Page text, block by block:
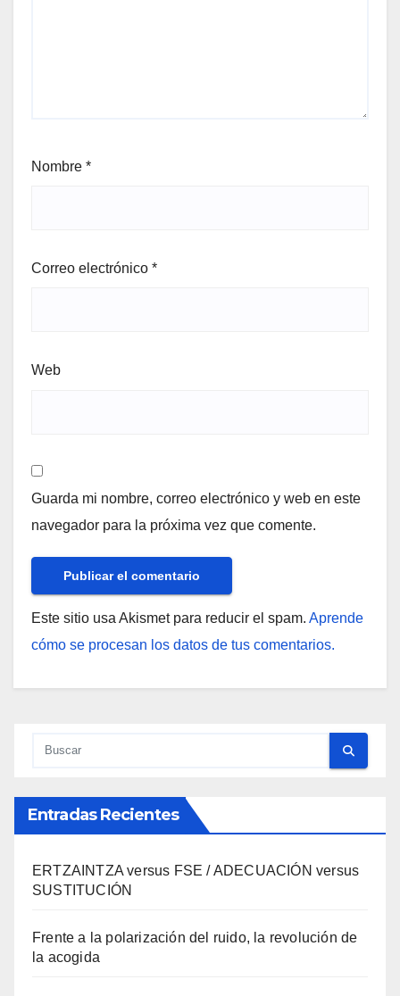
Nombre *
Correo electrónico *
Web
Guarda mi nombre, correo electrónico y web en este
navegador para la próxima vez que comente.
Este sitio usa Akismet para reducir el spam. Aprende
cómo se procesan los datos de tus comentarios.
Entradas Recientes
ERTZAINTZA versus FSE / ADECUACIÓN versus
SUSTITUCIÓN
Frente a la polarización del ruido, la revolución de
la acogida